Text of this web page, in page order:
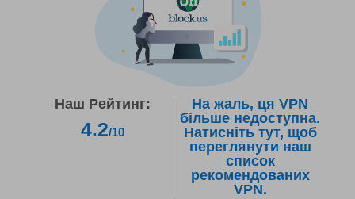
Наш Рейтинг:
4.2/10
На жаль, ця VPN
більше недоступна.
Натисніть тут, щоб
переглянути наш
список
рекомендованих
VPN.